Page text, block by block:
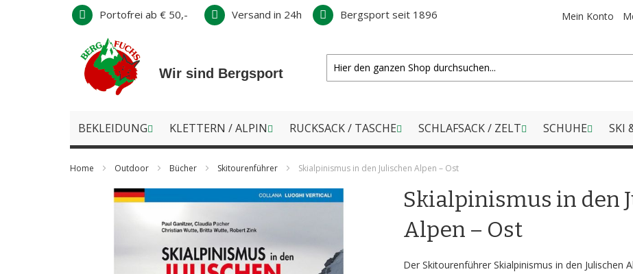
Direkt
Inhalt
Mein Konto
Portofrei ab € 50,- Versand in 24h Bergsport seit 1896
Wir sind Bergsport
BEKLEIDUNG KLETTERN / ALPIN RUCKSACK / TASCHE SCHLAFSACK / ZELT SCHUHE SKI
Home Outdoor Bücher Skitourenführer Skialpinismus in den Julischen Alpen – Ost
Skialpinismus in den
Alpen – Ost
Der Skitourenführer Skialpinismus in den Julischen